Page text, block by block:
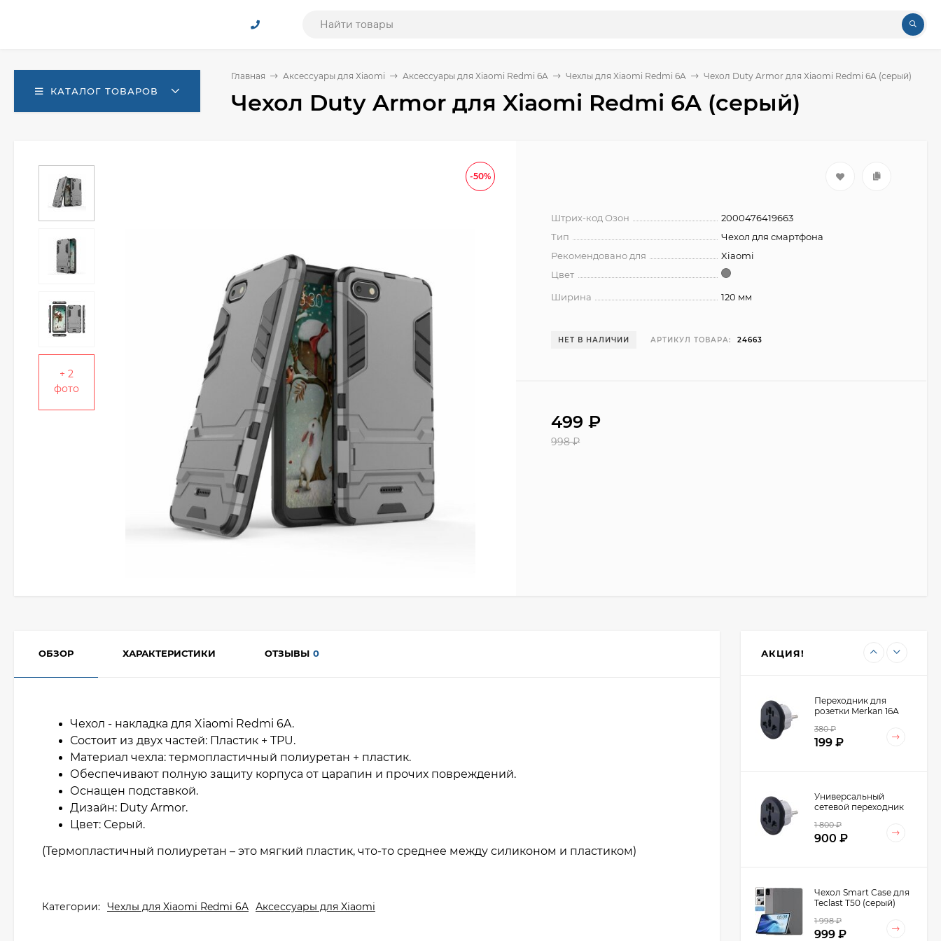
КАТАЛОГ ТОВАРОВ
Главная Аксессуары для Xiaomi Аксессуары для Xiaomi Redmi 6A Чехлы для Xiaomi Redmi 6A Чехол Duty Armor для Xiaomi Redmi 6A (серый)
Чехол Duty Armor для Xiaomi Redmi 6A (серый)
+ 2
фото
-50%
Штрих-код Озон
2000476419663
Тип
Чехол для смартфона
Рекомендовано для
Xiaomi
Цвет
Ширина
120 мм
НЕТ В НАЛИЧИИ АРТИКУЛ ТОВАРА: 24663
499₽
998₽
ОБЗОР ХАРАКТЕРИСТИКИ ОТЗЫВЫ 0
Чехол - накладка для Xiaomi Redmi 6A.
Состоит из двух частей: Пластик + TPU.
Материал чехла: термопластичный полиуретан + пластик.
Обеспечивают полную защиту корпуса от царапин и прочих повреждений.
Оснащен подставкой.
Дизайн: Duty Armor.
Цвет: Серый.
(Термопластичный полиуретан – это мягкий пластик, что-то среднее между силиконом и пластиком)
Категории: Чехлы для Xiaomi Redmi 6A Аксессуары для Xiaomi
АКЦИЯ!
Переходник для
розетки Merkan 16А
380₽
199 ₽
Универсальный
сетевой переходник
Европейскую розетку
AU/US/UK-EU (10шт.)
1 800₽
900 ₽
Чехол Smart Case для
Teclast T50 (серый)
1 998₽
999 ₽